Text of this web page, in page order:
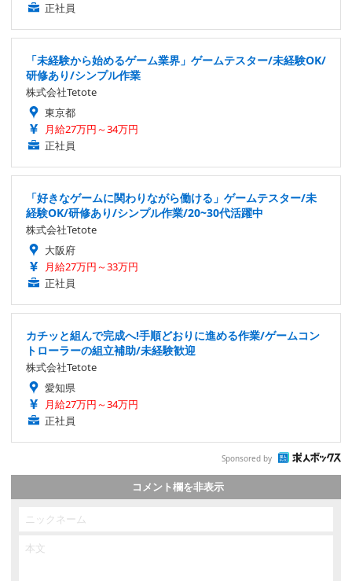
正社員
「未経験から始めるゲーム業界」ゲームテスター/未経験OK/
研修あり/シンプル作業
株式会社Tetote
東京都
月給27万円～34万円
正社員
「好きなゲームに関わりながら働ける」ゲームテスター/未
経験OK/研修あり/シンプル作業/20~30代活躍中
株式会社Tetote
大阪府
月給27万円～33万円
正社員
カチッと組んで完成へ!手順どおりに進める作業/ゲームコン
トローラーの組立補助/未経験歓迎
株式会社Tetote
愛知県
月給27万円～34万円
正社員
Sponsored by
コメント欄を非表示